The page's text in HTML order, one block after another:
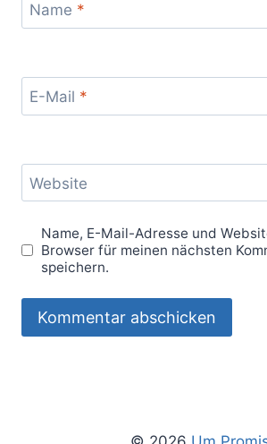
Name *
E-Mail *
Website
Name, E-Mail-Adresse und
Browser für meinen nächsten
speichern.